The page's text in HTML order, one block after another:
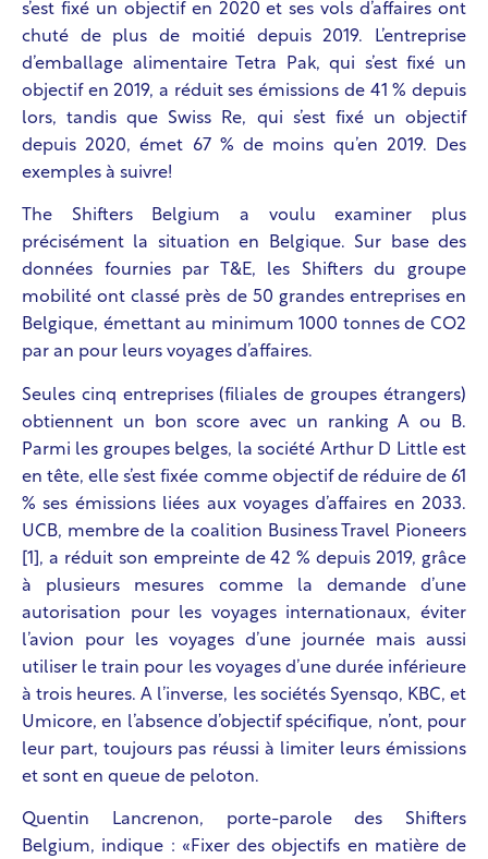
s’est fixé un objectif en 2020 et ses vols d’affaires ont
chuté de plus de moitié depuis 2019. L’entreprise
d’emballage alimentaire Tetra Pak, qui s’est fixé un
objectif en 2019, a réduit ses émissions de 41 % depuis
lors, tandis que Swiss Re, qui s’est fixé un objectif
depuis 2020, émet 67 % de moins qu’en 2019. Des
exemples à suivre!
The Shifters Belgium a voulu examiner plus
précisément la situation en Belgique. Sur base des
données fournies par T&E, les Shifters du groupe
mobilité ont classé près de 50 grandes entreprises en
Belgique, émettant au minimum 1000 tonnes de CO2
par an pour leurs voyages d’affaires.
Seules cinq entreprises (filiales de groupes étrangers)
obtiennent un bon score avec un ranking A ou B.
Parmi les groupes belges, la société Arthur D Little est
en tête, elle s’est fixée comme objectif de réduire de 61
% ses émissions liées aux voyages d’affaires en 2033.
UCB, membre de la coalition Business Travel Pioneers
[1], a réduit son empreinte de 42 % depuis 2019, grâce
à plusieurs mesures comme la demande d’une
autorisation pour les voyages internationaux, éviter
l’avion pour les voyages d’une journée mais aussi
utiliser le train pour les voyages d’une durée inférieure
à trois heures. A l’inverse, les sociétés Syensqo, KBC, et
Umicore, en l’absence d’objectif spécifique, n’ont, pour
leur part, toujours pas réussi à limiter leurs émissions
et sont en queue de peloton.
Quentin Lancrenon, porte-parole des Shifters
Belgium, indique : «Fixer des objectifs en matière de